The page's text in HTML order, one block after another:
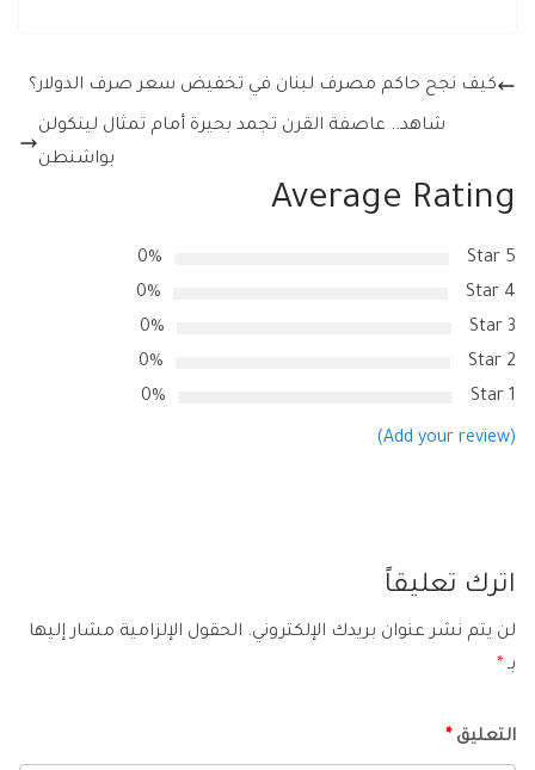
كيف نجح حاكم مصرف لبنان في تخفيض سعر صرف الدولار؟
شاهد.. عاصفة القرن تجمد بحيرة أمام تمثال لينكولن
بواشنطن
Average Rating
5 Star
0%
4 Star
0%
3 Star
0%
2 Star
0%
1 Star
0%
(Add your review)
اترك تعليقاً
لن يتم نشر عنوان بريدك الإلكتروني. الحقول الإلزامية مشار إليها
بـ *
التعليق *